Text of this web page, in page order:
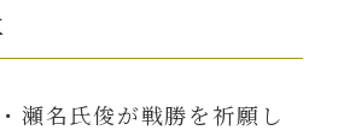
瀬名氏俊が戦勝を祈願し